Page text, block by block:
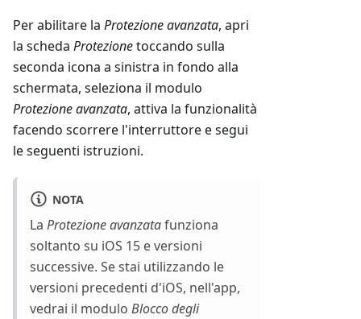
Per abilitare la Protezione avanzata, apri
la scheda Protezionetoccando sulla
seconda icona a sinistra in fondo alla
schermata, seleziona il modulo
Protezione avanzata, attiva la funzionalità
facendo scorrere l'interruttore e segui
le seguenti istruzioni.
NOTA
La Protezione avanzatafunziona
soltanto su iOS 15 e versioni
successive. Se stai utilizzando le
versioni precedenti d'iOS, nell'app,
vedrai il modulo Blocco degli